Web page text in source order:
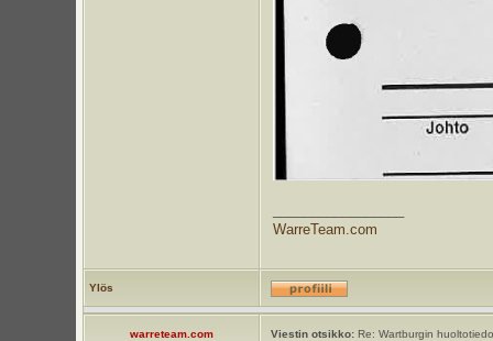
WarreTeam.com
Ylös
warreteam.com Viestin otsikko:Re: Wartburgin